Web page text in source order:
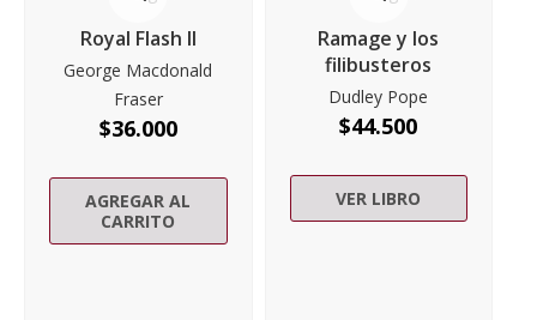
Royal Flash II
George Macdonald
Fraser
$36.000
AGREGAR AL
CARRITO
Ramage y los
filibusteros
Dudley Pope
$44.500
VER LIBRO